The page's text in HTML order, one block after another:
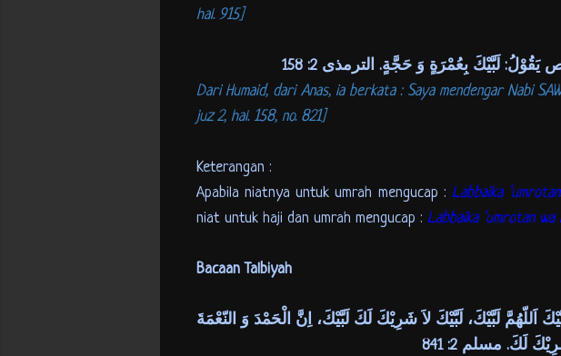
hal. 915]
لَبَّيْكَ بِعُمْرَةٍ وَ حَجَّةٍ. الترمذى 2: 158
Dari Humaid, dari Anas, ia berkata : Saya mendengar Nabi
juz 2, hal. 158, no. 821]
Keterangan :
Apabila niatnya untuk umrah mengucap : Labbaika ‘umrotan
niat untuk haji dan umrah mengucap : Labbaika ‘umrotan wa
Bacaan Talbiyah
لَبَّيْكَ، لَبَّيْكَ لاَ شَرِيْكَ لَكَ لَبَّيْكَ، اِنَّ الْحَمْدَ وَ النّعْمَةَ
لَكَ. مسلم 2: 841